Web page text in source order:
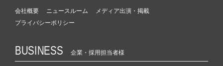
会社概要 ニュースルーム
メディア出演・掲載
プライバシーポリシー
BUSINESS 企業・採用担当者様